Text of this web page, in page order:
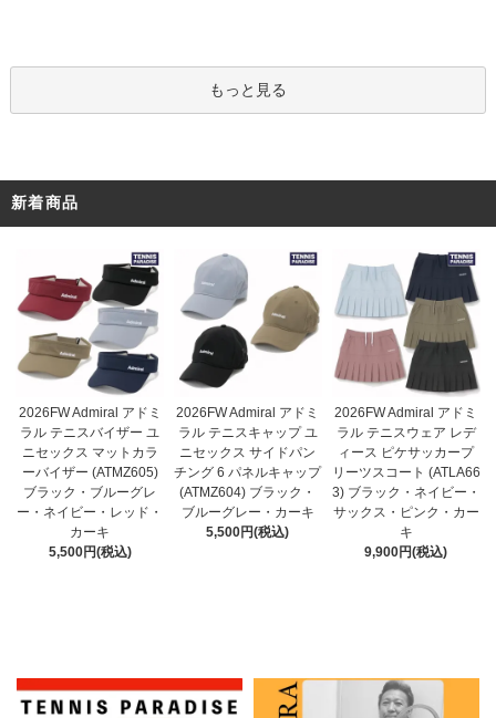
もっと見る
新着商品
2026FW Admiral アドミ
ラル テニスバイザー ユ
ニセックス マットカラ
ーバイザー (ATMZ605)
ブラック・ブルーグレ
ー・ネイビー・レッド・
カーキ
5,500円(税込)
2026FW Admiral アドミ
ラル テニスキャップ ユ
ニセックス サイドパン
チング 6 パネルキャップ
(ATMZ604) ブラック・
ブルーグレー・カーキ
5,500円(税込)
2026FW Admiral アドミ
ラル テニスウェア レデ
ィース ピケサッカープ
リーツスコート (ATLA66
3) ブラック・ネイビー・
サックス・ピンク・カー
キ
9,900円(税込)